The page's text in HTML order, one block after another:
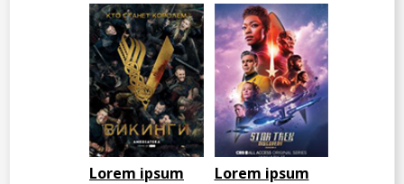
Lorem ipsum Lorem ipsum